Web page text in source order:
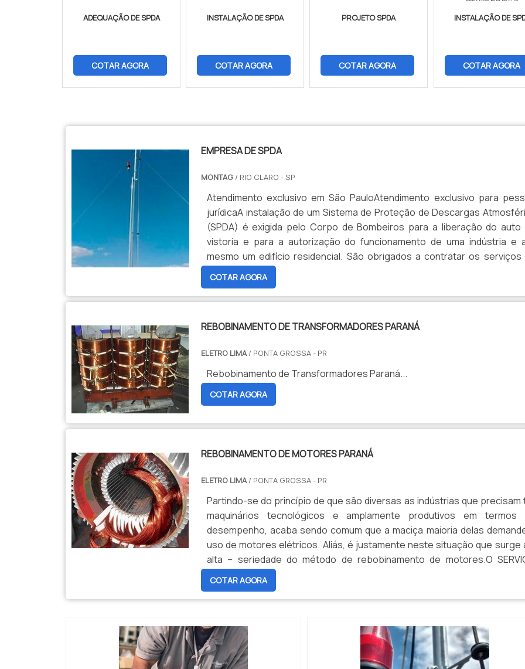
ADEQUAÇÃO DE SPDA
COTAR AGORA
INSTALAÇÃO DE SPDA
COTAR AGORA
PROJETO SPDA
COTAR AGORA
INSTALAÇÃO DE
COTAR AGORA
EMPRESA DE SPDA
MONTAG / RIO CLARO - SP
Atendimento exclusivo em São PauloAtendimento exclusivo para
jurídicaA instalação de um Sistema de Proteção de Descargas
(SPDA) é exigida pelo Corpo de Bombeiros para a liberação do auto
vistoria e para a autorização do funcionamento de uma indústria e
mesmo um edifício residencial. São obrigados a contratar os serviços
uma empresa de SPDA os seguintes tipos de edificações: Empresas
indústrias com mais de ...
COTAR AGORA
REBOBINAMENTO DE TRANSFORMADORES PARANÁ
ELETRO LIMA/ PONTA GROSSA - PR
Rebobinamento de Transformadores Paraná...
COTAR AGORA
REBOBINAMENTO DE MOTORES PARANÁ
ELETRO LIMA/ PONTA GROSSA - PR
Partindo-se do princípio de que são diversas as indústrias que precisam
maquinários tecnológicos e amplamente produtivos em termos
desempenho, acaba sendo comum que a maciça maioria delas
uso de motores elétricos. Aliás, é justamente neste situação que surge
alta – seriedade do método de rebobinamento de motores.O
DEVOLVER FUNCIONALIDADE AOS MOTORESNo que consiste
procedimento de rebobinamento de motores P...
COTAR AGORA